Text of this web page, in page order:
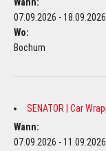
07.09.2026 - 18.09.2026
Wo:
Bochum
SENATOR | Car
Wann:
07.09.2026 - 11.09.2026